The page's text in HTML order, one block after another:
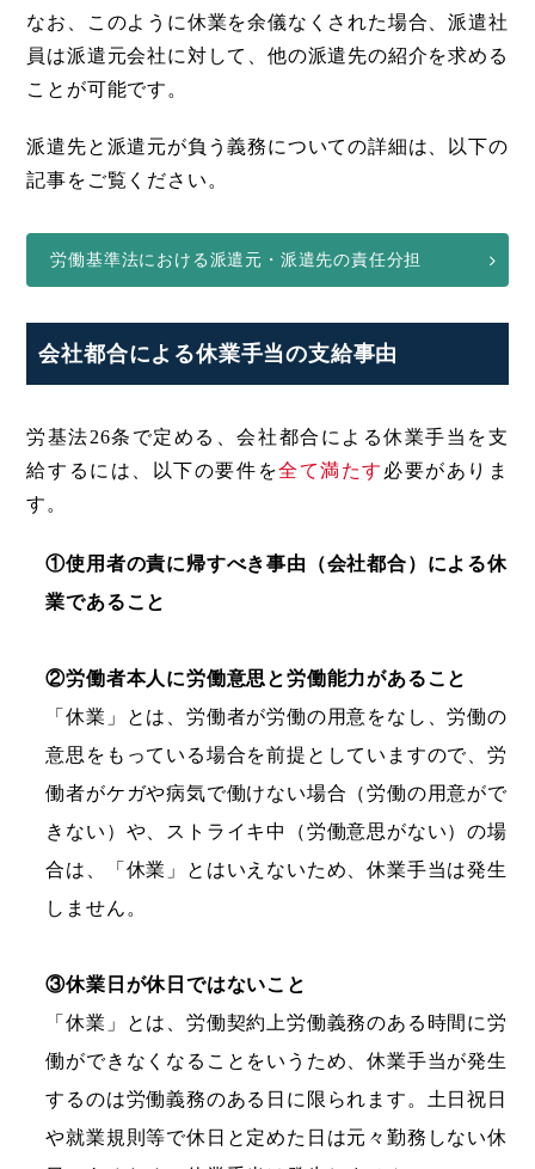
なお、このように休業を余儀なくされた場合、派遣社
員は派遣元会社に対して、他の派遣先の紹介を求める
ことが可能です。
派遣先と派遣元が負う義務についての詳細は、以下の
記事をご覧ください。
労働基準法における派遣元・派遣先の責任分担
会社都合による休業手当の支給事由
労基法26条で定める、会社都合による休業手当を支
給するには、以下の要件を全て満たす 必要がありま
す。
①使用者の責に帰すべき事由（会社都合）による休
業であること
②労働者本人に労働意思と労働能力があること
「休業」とは、労働者が労働の用意をなし、労働の
意思をもっている場合を前提としていますので、労
働者がケガや病気で働けない場合（労働の用意がで
きない）や、ストライキ中（労働意思がない）の場
合は、「休業」とはいえないため、休業手当は発生
しません。
③休業日が休日ではないこと
「休業」とは、労働契約上労働義務のある時間に労
働ができなくなることをいうため、休業手当が発生
するのは労働義務のある日に限られます。土日祝日
や就業規則等で休日と定めた日は元々勤務しない休